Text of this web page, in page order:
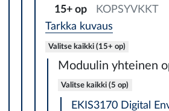
15+ op
KOPSYVKKT
Tarkka kuvaus
Valitse kaikki (15+ op)
Moduulin yhteinen
Valitse kaikki (5 op)
EKIS3170 Digital